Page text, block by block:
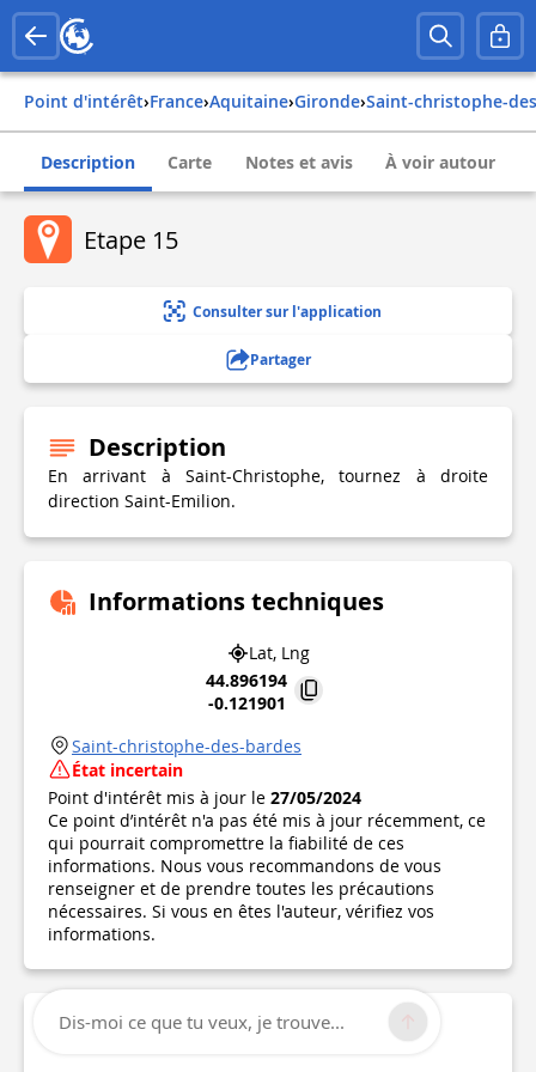
Point d'intérêt› france› aquitaine› gironde› saint-christophe-
Description Carte Notes et avis À voir autour
Etape 15
Consulter sur l'application
Partager
Description
En arrivant à Saint-Christophe, tournez à droite
direction Saint-Emilion.
Informations techniques
Lat, Lng
44.896194
-0.121901
Saint-christophe-des-bardes
État incertain
Point d'intérêt mis à jour le 27/05/2024
Ce point d’intérêt n'a pas été mis à jour récemment, ce
qui pourrait compromettre la fiabilité de ces
informations. Nous vous recommandons de vous
renseigner et de prendre toutes les précautions
nécessaires. Si vous en êtes l'auteur, vérifiez vos
informations.
Dis-moi ce que tu veux, je trouve...